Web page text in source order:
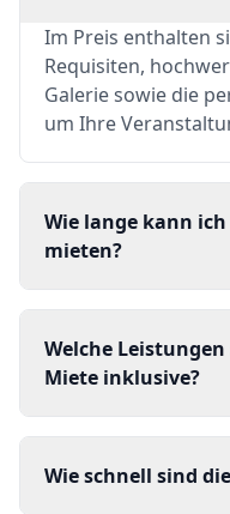
Im Preis enthalten
Requisiten,
Galerie sowie die
um Ihre
Wie lange kann
mieten?
Welche
Miete inklusive?
Wie schnell sind